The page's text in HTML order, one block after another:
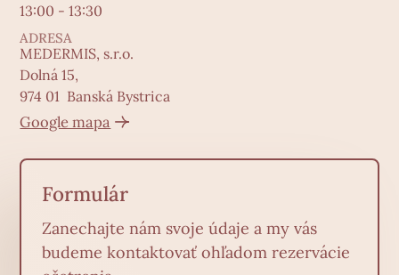
13:00 - 13:30
ADRESA
MEDERMIS, s.r.o.
Dolná 15,
974 01 Banská Bystrica
Google mapa
Formulár
Zanechajte nám svoje údaje a my vás
budeme kontaktovať ohľadom rezervácie